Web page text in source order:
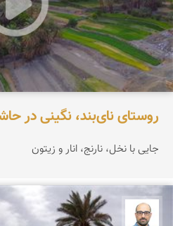
روستای نای‌بند، نگینی در
جایی با نخل، نارنج، انار و زیتون
بابک ارجمندی